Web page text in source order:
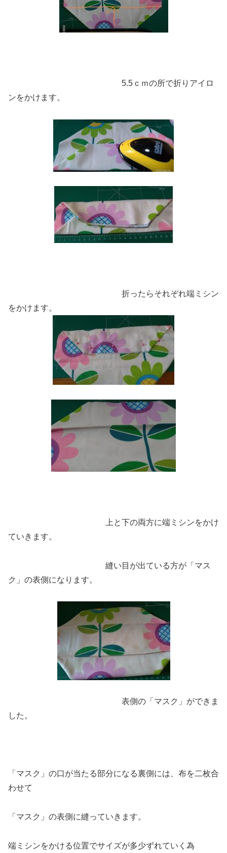
5.5ｃｍの所で折りアイロ
ンをかけます。
折ったらそれぞれ端ミシン
をかけます。
上と下の両方に端ミシンをかけ
ていきます。
縫い目が出ている方が「マス
ク」の表側になります。
表側の「マスク」ができま
した。
「マスク」の口が当たる部分になる裏側には、布を二枚合
わせて
「マスク」の表側に縫っていきます。
端ミシンをかける位置でサイズが多少ずれていく為